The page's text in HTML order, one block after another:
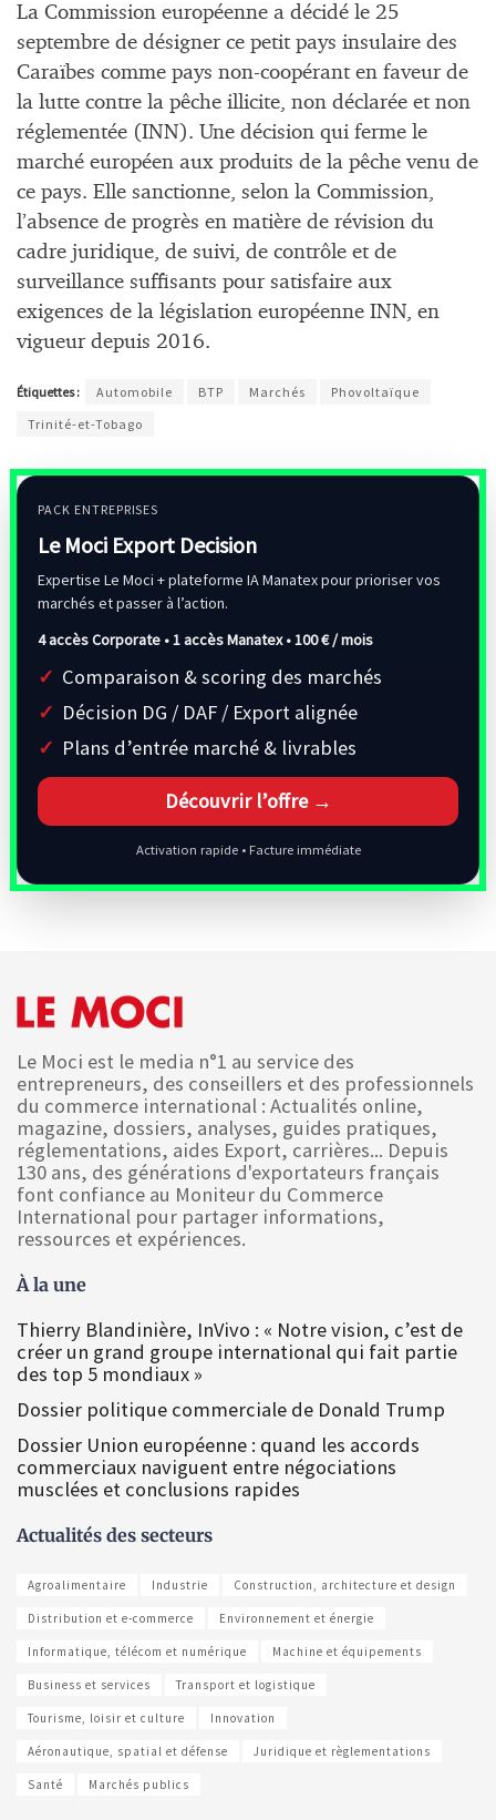
La Commission européenne a décidé le 25
septembre de désigner ce petit pays insulaire des
Caraïbes comme pays non-coopérant en faveur de
la lutte contre la pêche illicite, non déclarée et non
réglementée (INN). Une décision qui ferme le
marché européen aux produits de la pêche venu de
ce pays. Elle sanctionne, selon la Commission,
l’absence de progrès en matière de révision du
cadre juridique, de suivi, de contrôle et de
surveillance suffisants pour satisfaire aux
exigences de la législation européenne INN, en
vigueur depuis 2016.
Étiquettes : Automobile BTP Marchés
Phovoltaïque
Trinité-et-Tobago
PACK ENTREPRISES
Le Moci Export Decision
Expertise Le Moci + plateforme IA Manatex pour prioriser vos
marchés et passer à l’action.
4 accès Corporate • 1 accès Manatex •100 € / mois
Comparaison & scoring des marchés
Décision DG / DAF / Export alignée
Plans d’entrée marché & livrables
Découvrir l’offre →
Activation rapide • Facture immédiate
Le Moci est le media n°1 au service des
entrepreneurs, des conseillers et des professionnels
du commerce international : Actualités online,
magazine, dossiers, analyses, guides pratiques,
réglementations, aides Export, carrières... Depuis
130 ans, des générations d'exportateurs français
font confiance au Moniteur du Commerce
International pour partager informations,
ressources et expériences.
À la une
Thierry Blandinière, InVivo : « Notre vision, c’est de
créer un grand groupe international qui fait partie
des top 5 mondiaux »
Dossier politique commerciale de Donald Trump
Dossier Union européenne : quand les accords
commerciaux naviguent entre négociations
musclées et conclusions rapides
Actualités des secteurs
Agroalimentaire Industrie Construction, architecture et design
Distribution et e-commerce Environnement et énergie
Informatique, télécom et numérique Machine et équipements
Business et services Transport et logistique
Tourisme, loisir et culture Innovation
Aéronautique, spatial et défense Juridique et règlementations
Santé Marchés publics